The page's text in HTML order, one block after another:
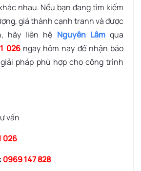
nhau. Nếu bạn đang tìm kiếm
giá thành cạnh tranh và được
hãy liên hệ Nguyên Lâmqua
026ngay hôm nay để nhận báo
pháp phù hợp cho công trình
vấn
026
0969 147 828